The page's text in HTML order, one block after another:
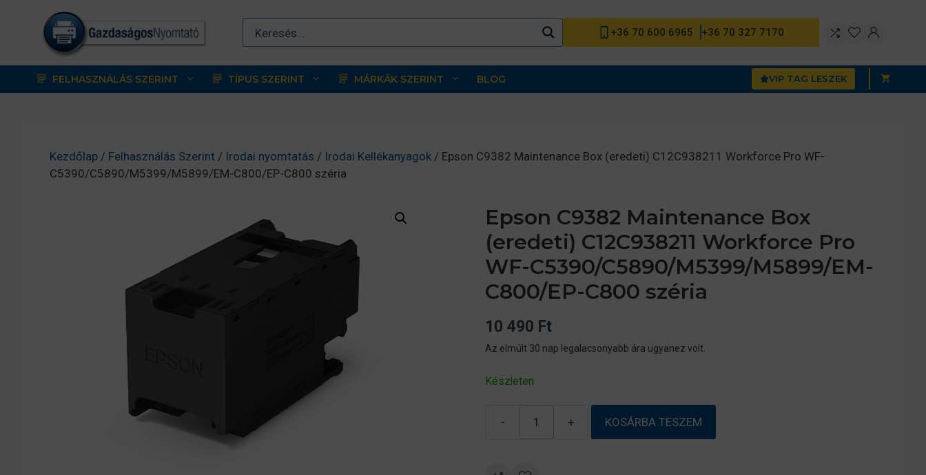
tartalomba
+36 70 600 6965 +36 70 327 7170
FELHASZNÁLÁS SZERINT TÍPUS SZERINT MÁRKÁK SZERINT BLOG VIP TAG LESZEK
Kezdőlap / Felhasználás Szerint / Irodai nyomtatás / Irodai Kellékanyagok / Epson C9382 Maintenance Box (eredeti) C12C938211 Workforce Pro WF-
C5390/C5890/M5399/M5899/EM-C800/EP-C800 széria
Epson C9382 Maintenance Box
(eredeti) C12C938211 Workforce Pro
WF-C5390/C5890/M5399/M5899/EM-
C800/EP-C800 széria
10 490 Ft
Az elmúlt 30 nap legalacsonyabb ára ugyanez volt.
Készleten
- + KOSÁRBA TESZEM